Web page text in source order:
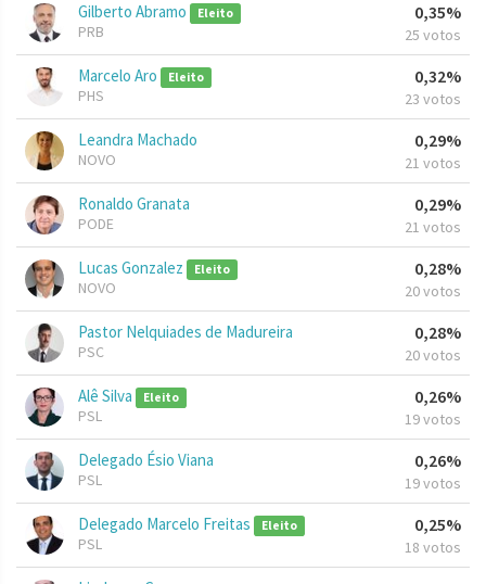
Gilberto Abramo Eleito
PRB
0,35%
25 votos
Marcelo Aro Eleito
PHS
0,32%
23 votos
Leandra Machado
NOVO
0,29%
21 votos
Ronaldo Granata
PODE
0,29%
21 votos
Lucas Gonzalez Eleito
NOVO
0,28%
20 votos
Pastor Nelquiades de Madureira
PSC
0,28%
20 votos
Alê Silva Eleito
PSL
0,26%
19 votos
Delegado Ésio Viana
PSL
0,26%
19 votos
Delegado Marcelo Freitas Eleito
PSL
0,25%
18 votos